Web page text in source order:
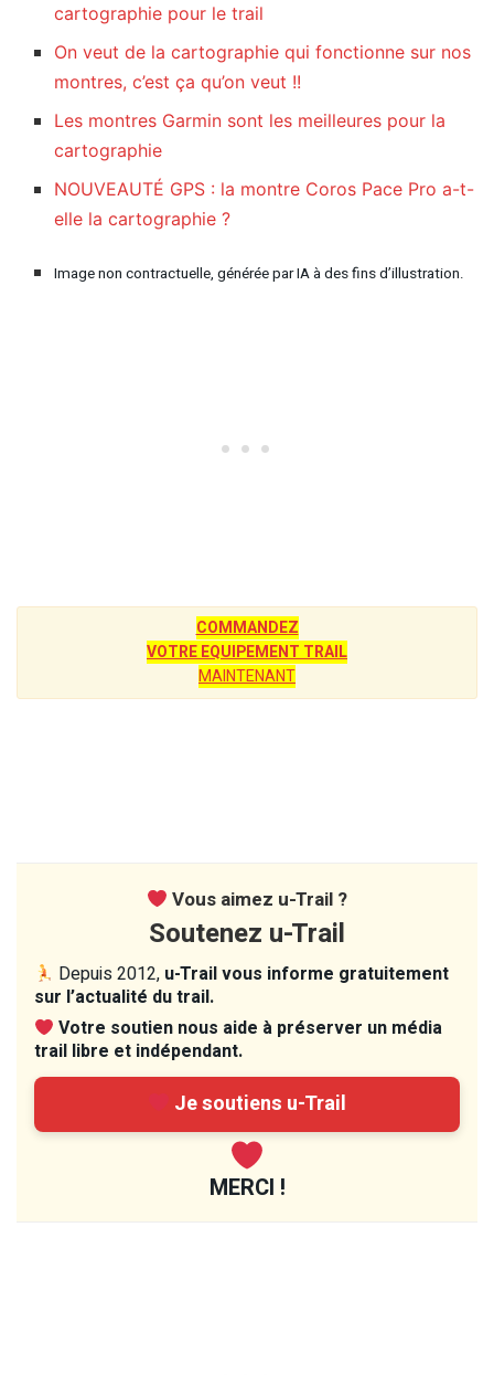
cartographie pour le trail
On veut de la cartographie qui fonctionne sur nos
montres, c’est ça qu’on veut !!
Les montres Garmin sont les meilleures pour la
cartographie
NOUVEAUTÉ GPS : la montre Coros Pace Pro a-t-
elle la cartographie ?
Image non contractuelle, générée par IA à des fins d’illustration.
COMMANDEZ
VOTRE EQUIPEMENT TRAIL
MAINTENANT
Vous aimez u-Trail ?
Soutenez u-Trail
Depuis 2012, u-Trail vous informe gratuitement
sur l’actualité du trail.
Votre soutien nous aide à préserver un média
trail libre et indépendant.
Je soutiens u-Trail
MERCI !